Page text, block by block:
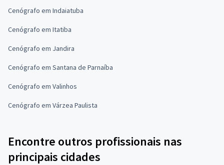
Cenógrafo em Indaiatuba
Cenógrafo em Itatiba
Cenógrafo em Jandira
Cenógrafo em Santana de Parnaíba
Cenógrafo em Valinhos
Cenógrafo em Várzea Paulista
Encontre outros profissionais nas
principais cidades